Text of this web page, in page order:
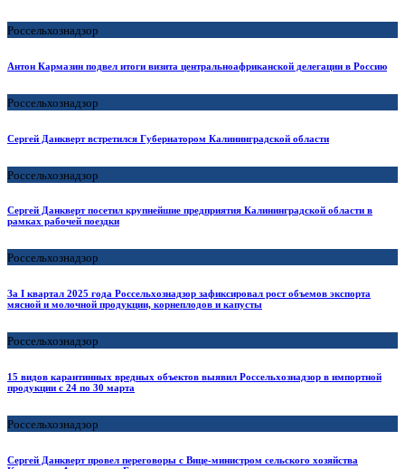
Россельхознадзор
Антон Кармазин подвел итоги визита центральноафриканской делегации в Россию
Россельхознадзор
Сергей Данкверт встретился Губернатором Калининградской области
Россельхознадзор
Сергей Данкверт посетил крупнейшие предприятия Калининградской области в
рамках рабочей поездки
Россельхознадзор
За I квартал 2025 года Россельхознадзор зафиксировал рост объемов экспорта
мясной и молочной продукции, корнеплодов и капусты
Россельхознадзор
15 видов карантинных вредных объектов выявил Россельхознадзор в импортной
продукции с 24 по 30 марта
Россельхознадзор
Сергей Данкверт провел переговоры с Вице-министром сельского хозяйства